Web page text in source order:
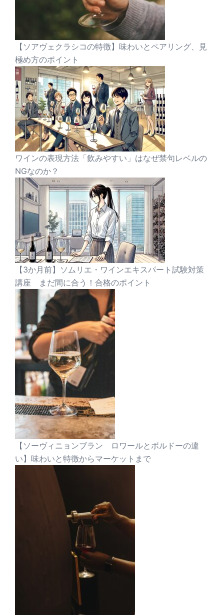
【ソアヴェクラシコの特徴】味わいとペアリング、見
極め方のポイント
ワインの表現方法「飲みやすい」はなぜ禁句レベルの
NGなのか？
【3か月前】ソムリエ・ワインエキスパート試験対策
講座 まだ間に合う！合格のポイント
【ソーヴィニョンブラン ロワールとボルドーの違
い】味わいと特徴からマーケットまで